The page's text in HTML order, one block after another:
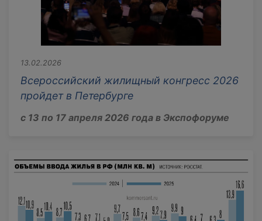
13.02.2026
Всероссийский жилищный конгресс 2026
пройдет в Петербурге
с 13 по 17 апреля 2026 года в Экспофоруме